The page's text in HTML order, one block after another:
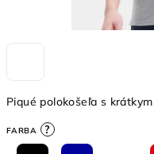
Piqué polokošeľa s
FARBA ?